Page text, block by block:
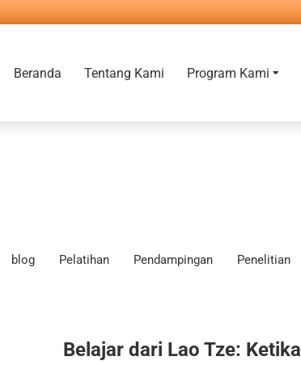
Beranda Tentang Kami Program Kami
blog Pelatihan Pendampingan Penelitian
Belajar dari Lao Tze: Ketika